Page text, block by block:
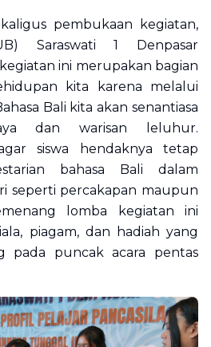
pembukaan kegiatan,
Saraswati 1 Denpasar
ini merupakan bagian
kita karena melalui
Bali kita akan senantiasa
dan warisan leluhur.
siswa hendaknya tetap
bahasa Bali dalam
seperti percakapan maupun
lomba kegiatan ini
piagam, dan hadiah yang
pada puncak acara pentas